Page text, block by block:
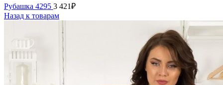
Рубашка 4295 3 421₽
Назад к товарам